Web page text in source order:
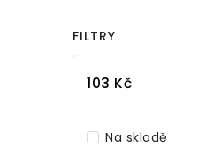
FILTRY
103 Kč
Na skladě